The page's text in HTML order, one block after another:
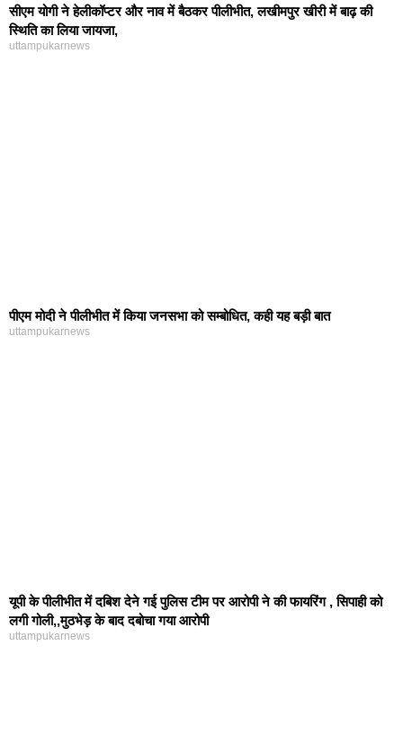
सीएम योगी ने हेलीकॉप्टर और नाव में बैठकर पीलीभीत, लखीमपुर खीरी में बाढ़ की
स्थिति का लिया जायजा,
uttampukarnews
पीएम मोदी ने पीलीभीत में किया जनसभा को सम्बोधित, कही यह बड़ी बात
uttampukarnews
यूपी के पीलीभीत में दबिश देने गई पुलिस टीम पर आरोपी ने की फायरिंग , सिपाही को
लगी गोली,,मुठभेड़ के बाद दबोचा गया आरोपी
uttampukarnews